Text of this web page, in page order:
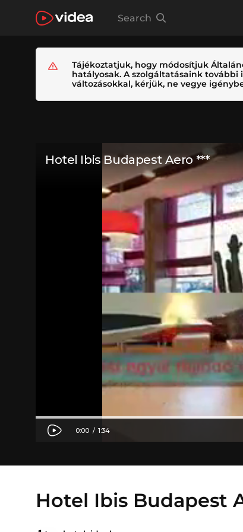
Search
Tájékoztatjuk, hogy módosítjuk
hatályosak. A szolgáltatásaink
változásokkal, kérjük, ne vegye
Hotel Ibis Budapest